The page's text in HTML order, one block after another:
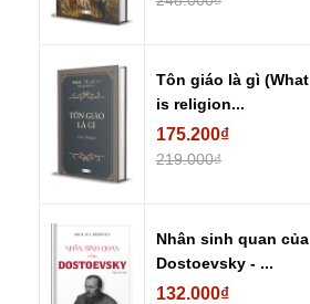
Tôn giáo là gì (What
is religion...
175.200₫
219.000₫
Nhân sinh quan của
Dostoevsky - ...
132.000₫